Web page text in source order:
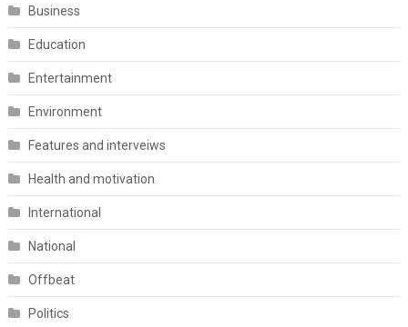
Business
Education
Entertainment
Environment
Features and interveiws
Health and motivation
International
National
Offbeat
Politics